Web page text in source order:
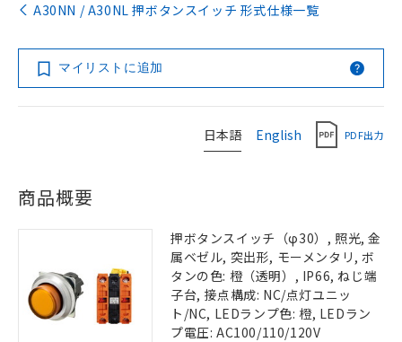
A30NN / A30NL 押ボタンスイッチ 形式仕様一覧
マイリストに追加
日本語 English PDF出力
商品概要
押ボタンスイッチ（φ30）, 照光, 金
属ベゼル, 突出形, モーメンタリ, ボ
タンの色: 橙（透明）, IP66, ねじ端
子台, 接点構成: NC/点灯ユニッ
ト/NC, LEDランプ色: 橙, LEDラン
プ電圧: AC100/110/120V